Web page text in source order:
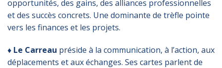
opportunités, des gains, des alliances professionnelles
et des succès concrets. Une dominante de trèfle pointe
vers les finances et les projets.
♦ Le Carreau préside à la communication, à l’action, aux
déplacements et aux échanges. Ses cartes parlent de